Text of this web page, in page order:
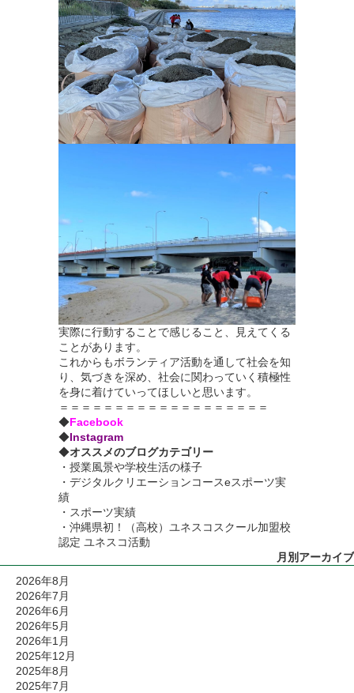
実際に行動することで感じること、見えてくる
ことがあります。
これからもボランティア活動を通して社会を知
り、気づきを深め、社会に関わっていく積極性
を身に着けていってほしいと思います。
＝＝＝＝＝＝＝＝＝＝＝＝＝＝＝＝＝＝＝
◆Facebook
◆Instagram
◆オススメのブログカテゴリー
・ 授業風景や学校生活の様子
・ デジタルクリエーションコースeスポーツ実
績
・ スポーツ実績
・沖縄県初！（高校）ユネスコスクール加盟校
認定 ユネスコ活動
月別アーカイブ
2026年8月
2026年7月
2026年6月
2026年5月
2026年1月
2025年12月
2025年8月
2025年7月